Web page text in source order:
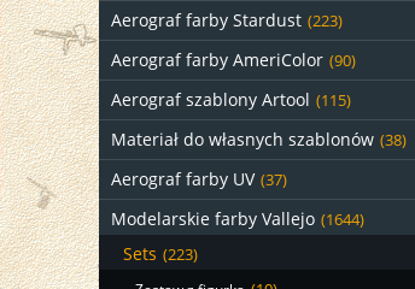
Aerograf farby Stardust (223)
Aerograf farby AmeriColor (90)
Aerograf szablony Artool (115)
Materiał do własnych szablonów (38)
Aerograf farby UV (37)
Modelarskie farby Vallejo (1644)
Sets (223)